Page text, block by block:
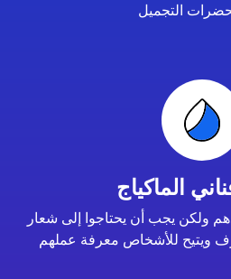
الماكياج
ولكن يجب أن يحتاجوا إلى شعار